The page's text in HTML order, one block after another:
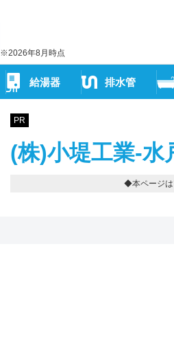
※2026年8月時点
給湯器 排水管
PR
(株)小堤工業-水
◆本ページは